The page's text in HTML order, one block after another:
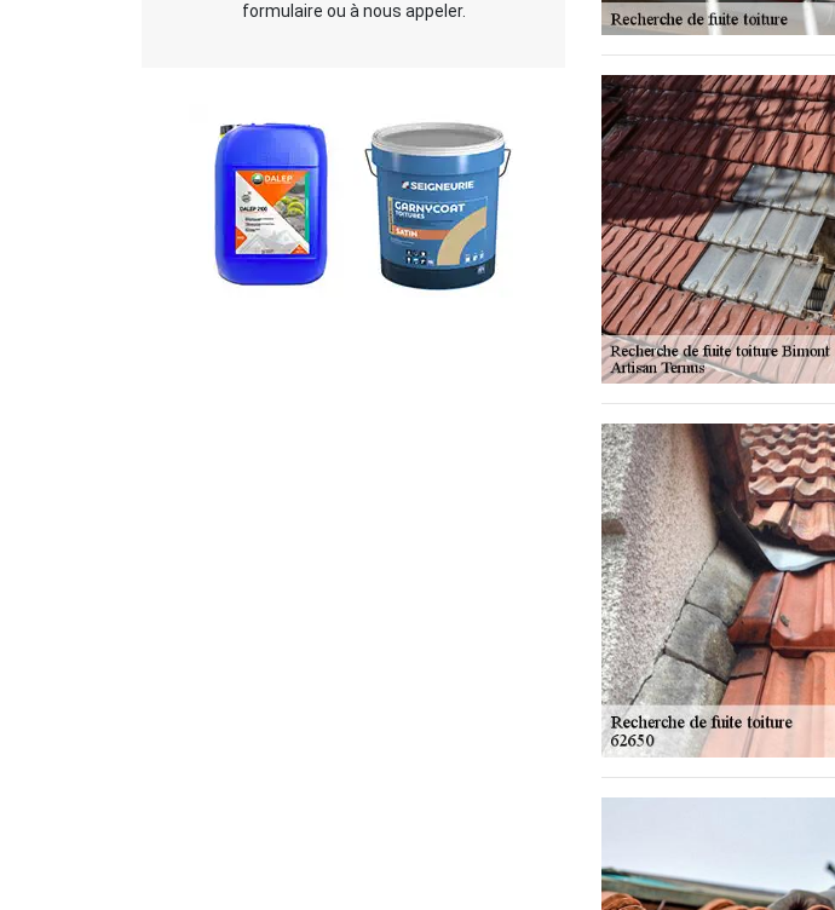
formulaire ou à nous appeler.